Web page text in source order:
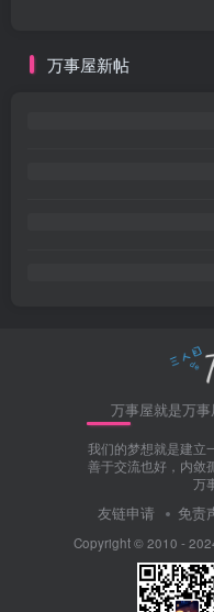
万事屋新帖
万事屋就是万事
我们的梦想就是建立
善于交流也好，内敛
万
友链申请 免责
Copyright © 2010 -